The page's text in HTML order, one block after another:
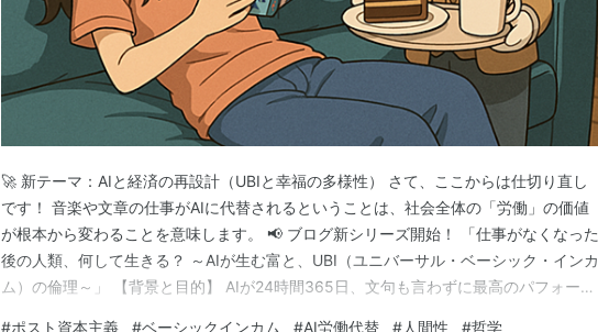
🚀 新テーマ：AIと経済の再設計（UBIと幸福の多様性） さて、ここからは仕切り直し
です！ 音楽や文章の仕事がAIに代替されるということは、社会全体の「労働」の価値
が根本から変わることを意味します。 📢 ブログ新シリーズ開始！ 「仕事がなくなった
後の人類、何して生きる？ ～AIが生む富と、UBI（ユニバーサル・ベーシック・インカ
ム）の倫理～」 【背景と目的】 AIが24時間365日、文句も言わずに最高のパフォーマ
#ポスト資本主義 #ベーシックインカム #AI労働代替 #人間性 #哲学